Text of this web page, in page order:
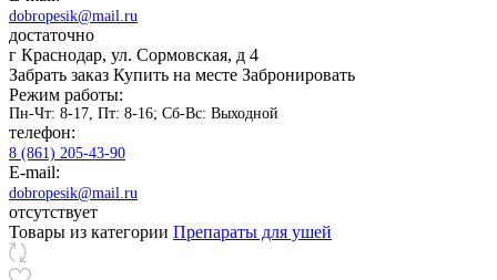
dobropesik@mail.ru
достаточно
г Краснодар, ул. Сормовская, д 4
Забрать заказ Купить на месте Забронировать
Режим работы:
Пн-Чт: 8-17, Пт: 8-16; Сб-Вс: Выходной
телефон:
8 (861) 205-43-90
E-mail:
dobropesik@mail.ru
отсутствует
Товары из категории Препараты для ушей